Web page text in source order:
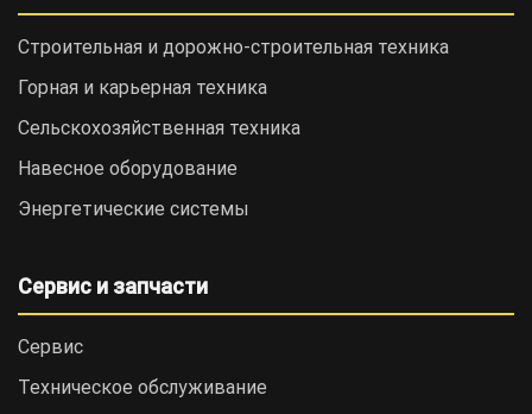
Строительная и дорожно-cтроительная техника
Горная и карьерная техника
Сельскохозяйственная техника
Навесное оборудование
Энергетические системы
Сервис и запчасти
Сервис
Техническое обслуживание